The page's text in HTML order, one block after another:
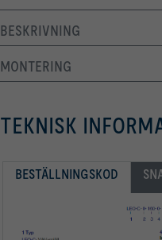
BESKRIVNING
MONTERING
TEKNISK
BESTÄLLNINGSKOD